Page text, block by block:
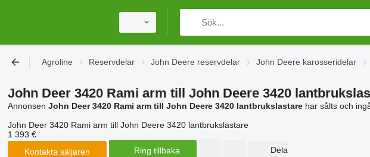
Agroline Reservdelar John Deere reservdelar John Deere karosseridelar
John Deer 3420 Rami arm till John Deere 3420
Annonsen John Deer 3420 Rami arm till John Deere 3420 lantbrukslastarehar sålts och
John Deer 3420 Rami arm till John Deere 3420 lantbrukslastare
1 393 €
Kontakta säljaren
Ring tillbaka Dela